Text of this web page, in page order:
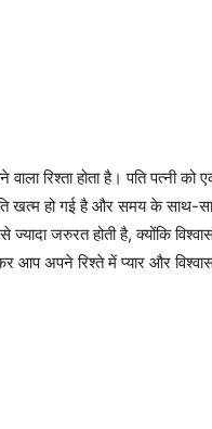
वाला रिश्ता होता है। पति पत्नी
हो गई है और समय के साथ-साथ
जरुरत होती है, क्योंकि
आप अपने रिश्ते में प्यार और